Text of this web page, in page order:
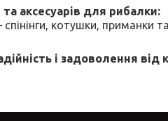
аксесуарів для рибалки:
котушки, приманки
і задоволення